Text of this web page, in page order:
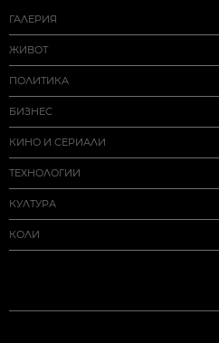
ГАЛЕРИЯ
ЖИВОТ
ПОЛИТИКА
БИЗНЕС
КИНО И СЕРИАЛИ
ТЕХНОЛОГИИ
КУЛТУРА
КОЛИ